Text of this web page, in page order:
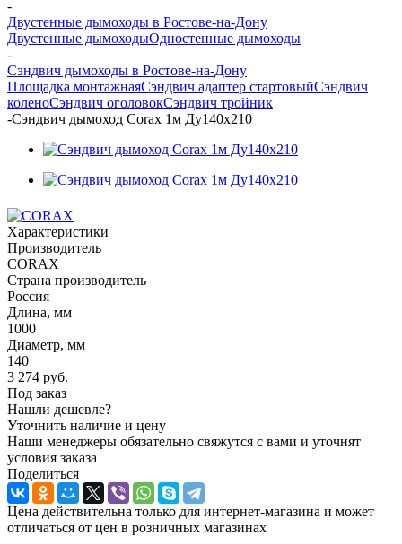
-
Двустенные дымоходы в Ростове-на-Дону
Двустенные дымоходыОдностенные дымоходы
-
Сэндвич дымоходы в Ростове-на-Дону
Площадка монтажнаяСэндвич адаптер стартовыйСэндвич
коленоСэндвич оголовокСэндвич тройник
-Сэндвич дымоход Corax 1м Ду140х210
Характеристики
Производитель
CORAX
Страна производитель
Россия
Длина, мм
1000
Диаметр, мм
140
3 274 руб.
Под заказ
Нашли дешевле?
Уточнить наличие и цену
Наши менеджеры обязательно свяжутся с вами и уточнят
условия заказа
Поделиться
Цена действительна только для интернет-магазина и может
отличаться от цен в розничных магазинах